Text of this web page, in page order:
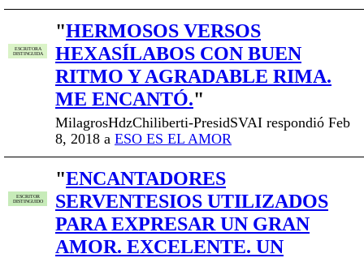
ESCRITORA
DISTINGUIDA
"HERMOSOS VERSOS
HEXASÍLABOS CON BUEN
RITMO Y AGRADABLE RIMA.
ME ENCANTÓ."
MilagrosHdzChiliberti-PresidSVAI respondió Feb
8, 2018 a ESO ES EL AMOR
ESCRITOR
DISTINGUIDO
"ENCANTADORES
SERVENTESIOS UTILIZADOS
PARA EXPRESAR UN GRAN
AMOR. EXCELENTE. UN